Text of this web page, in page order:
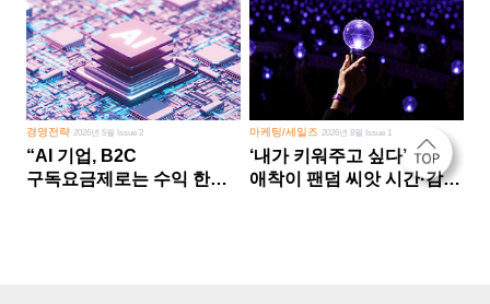
경영전략2026년 5월 Issue 2
“AI 기업, B2C
구독요금제로는 수익 한계
마케팅/세일즈 2026년 8월 Issue 1
‘내가 키워주고 싶다’
애착이 팬덤 씨앗 시간·감정